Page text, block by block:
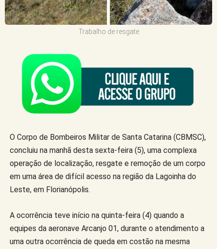
Trabalho de resgate
O Corpo de Bombeiros Militar de Santa Catarina (CBMSC),
concluiu na manhã desta sexta-feira (5), uma complexa
operação de localização, resgate e remoção de um corpo
em uma área de difícil acesso na região da Lagoinha do
Leste, em Florianópolis.
A ocorrência teve início na quinta-feira (4) quando a
equipes da aeronave Arcanjo 01, durante o atendimento a
uma outra ocorrência de queda em costão na mesma